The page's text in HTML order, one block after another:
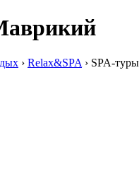
› Relax&SPA › SPA-